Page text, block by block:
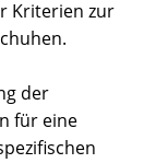
Kriterien zur
der
für eine